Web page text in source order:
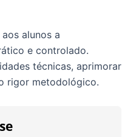
alunos a
e controlado.
técnicas, aprimorar
rigor metodológico.